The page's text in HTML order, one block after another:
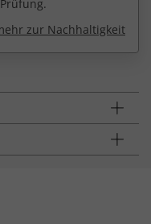
zur Nachhaltigkeit